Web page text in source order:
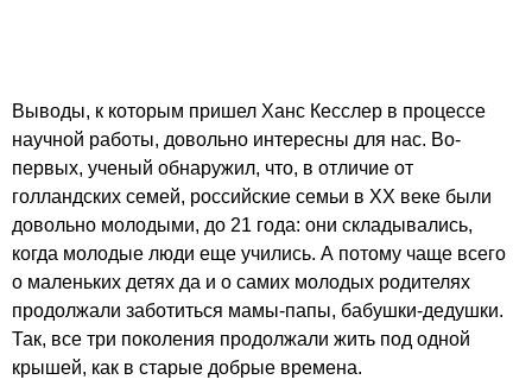
Выводы, к которым пришел Ханс Кесслер в процессе
научной работы, довольно интересны для нас. Во-
первых, ученый обнаружил, что, в отличие от
голландских семей, российские семьи в XX веке были
довольно молодыми, до 21 года: они складывались,
когда молодые люди еще учились. А потому чаще всего
о маленьких детях да и о самих молодых родителях
продолжали заботиться мамы-папы, бабушки-дедушки.
Так, все три поколения продолжали жить под одной
крышей, как в старые добрые времена.